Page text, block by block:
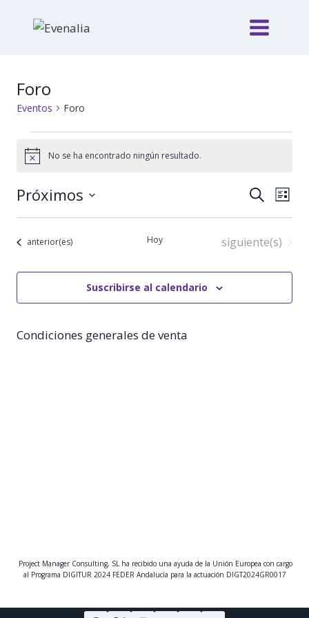
Foro
Eventos Foro
Eventos
Aviso No se ha encontrado ningún resultado.
de
y
vistas
Buscar
de
Lista
Próximos
Selecciona
Eventos
anterior(es) Hoy Eventos
siguiente(s)
Suscribirse al calendario
Condiciones generales de venta
Project Manager Consulting, SL ha recibido una ayuda de la Unión Europea con cargo
al Programa DIGITUR 2024 FEDER Andalucía para la actuación DIGT2024GR0017